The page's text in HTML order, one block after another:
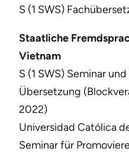
S (1 SWS)
Staatliche
Vietnam
S (1 SWS) Seminar
Übersetzung
2022)
Universidad Católica
Seminar für